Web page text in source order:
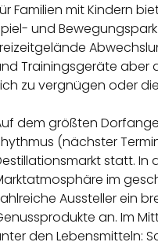
Familien mit Kindern
und
Trainingsgeräte aber
zu vergnügen oder
dem größten
(nächster
statt. In
im
Aussteller ein
an. Im
den Lebensmitteln: